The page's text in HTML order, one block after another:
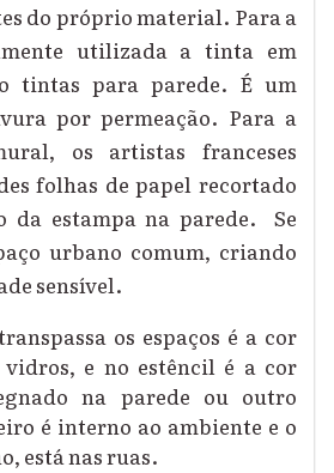
do próprio material. Para a
utilizada a tinta em
tintas para parede. É um
por permeação. Para a
os artistas franceses
folhas de papel recortado
da estampa na parede.
Se
urbano comum, criando
sensível.
os espaços é a cor
e no estêncil é a cor
na parede ou outro
é interno ao ambiente e o
está nas ruas.